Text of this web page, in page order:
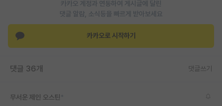
카카오 계정과 연동하여 게시글에 달린
댓글 알람, 소식등을 빠르게 받아보세요
카카오로 시작하기
댓글 36개 댓글쓰기
무서운 제인 오스틴